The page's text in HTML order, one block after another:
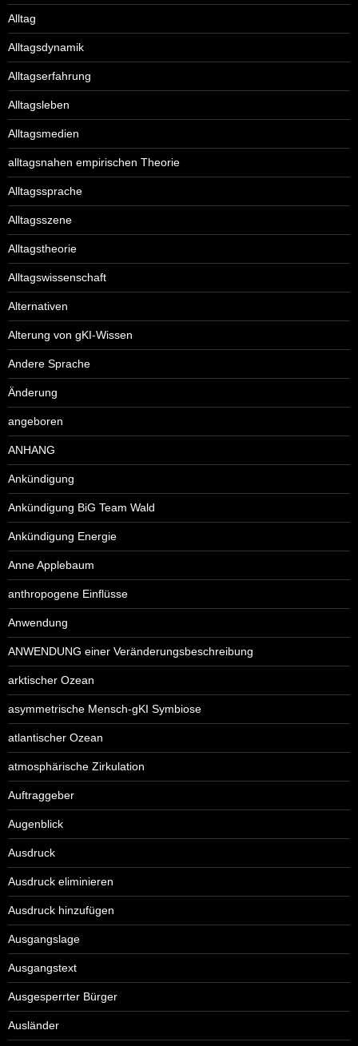
Alltag
Alltagsdynamik
Alltagserfahrung
Alltagsleben
Alltagsmedien
alltagsnahen empirischen Theorie
Alltagssprache
Alltagsszene
Alltagstheorie
Alltagswissenschaft
Alternativen
Alterung von gKI-Wissen
Andere Sprache
Änderung
angeboren
ANHANG
Ankündigung
Ankündigung BiG Team Wald
Ankündigung Energie
Anne Applebaum
anthropogene Einflüsse
Anwendung
ANWENDUNG einer Veränderungsbeschreibung
arktischer Ozean
asymmetrische Mensch-gKI Symbiose
atlantischer Ozean
atmosphärische Zirkulation
Auftraggeber
Augenblick
Ausdruck
Ausdruck eliminieren
Ausdruck hinzufügen
Ausgangslage
Ausgangstext
Ausgesperrter Bürger
Ausländer